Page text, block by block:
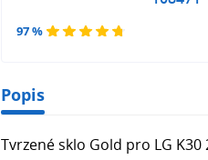
97 %
Popis
Tvrzené sklo Gold pro LG K30